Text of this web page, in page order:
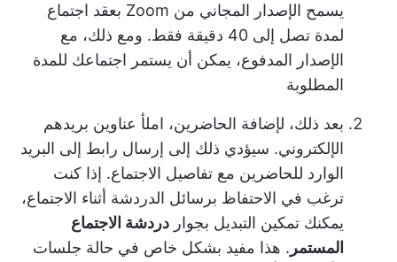
يسمح الإصدار المجاني من Zoom بعقد اجتماع
لمدة تصل إلى 40 دقيقة فقط. ومع ذلك، مع
الإصدار المدفوع، يمكن أن يستمر اجتماعك للمدة
المطلوبة
بعد ذلك، لإضافة الحاضرين، املأ عناوين بريدهم
الإلكتروني. سيؤدي ذلك إلى إرسال رابط إلى البريد
الوارد للحاضرين مع تفاصيل الاجتماع. إذا كنت
ترغب في الاحتفاظ برسائل الدردشة أثناء الاجتماع،
يمكنك تمكين التبديل بجوار دردشة الاجتماع
المستمر . هذا مفيد بشكل خاص في حالة جلسات